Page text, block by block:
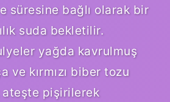
süresine bağlı olarak bir
suda bekletilir.
yağda kavrulmuş
ve kırmızı biber tozu
ateşte pişirilerek